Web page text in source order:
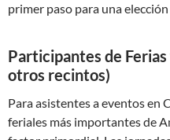
primer paso para una
Participantes de
otros recintos)
Para asistentes a eventos en
feriales más importantes de